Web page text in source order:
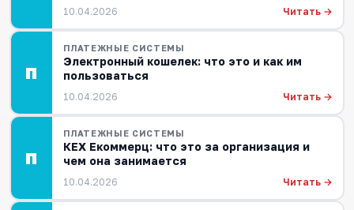
10.04.2026 Читать →
П
ПЛАТЕЖНЫЕ СИСТЕМЫ
Электронный кошелек: что это и как им
пользоваться
10.04.2026 Читать →
П
ПЛАТЕЖНЫЕ СИСТЕМЫ
КЕХ Екоммерц: что это за организация и
чем она занимается
10.04.2026 Читать →